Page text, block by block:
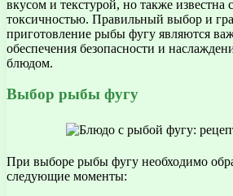
вкусом и текстурой, но также известна
токсичностью. Правильный выбор и
приготовление рыбы фугу являются
обеспечения безопасности и
блюдом.
Выбор рыбы фугу
При выборе рыбы фугу необходимо
следующие моменты: